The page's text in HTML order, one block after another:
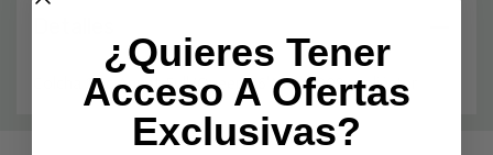
Colcha 1 pc Annet Full/Queen 86"X86" 100% poliéster
¿Quieres Tener
Acceso A Ofertas
Exclusivas?